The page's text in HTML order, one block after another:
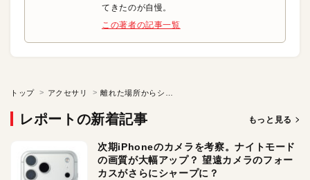
てきたのが自慢。
この著者の記事一覧
トップ アクセサリ
レポートの新着記事 もっと見る
次期iPhoneのカメラを考察。ナイトモード
の画質が大幅アップ？ 望遠カメラのフォー
カスがさらにシャープに？